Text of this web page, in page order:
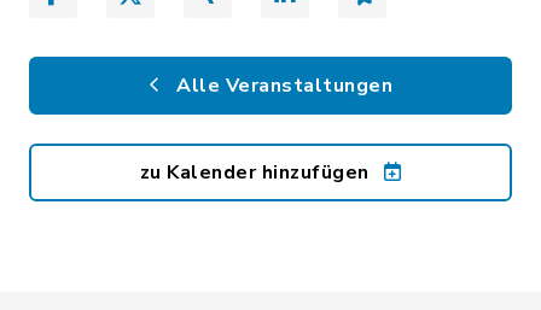
Alle Veranstaltungen
zu Kalender hinzufügen